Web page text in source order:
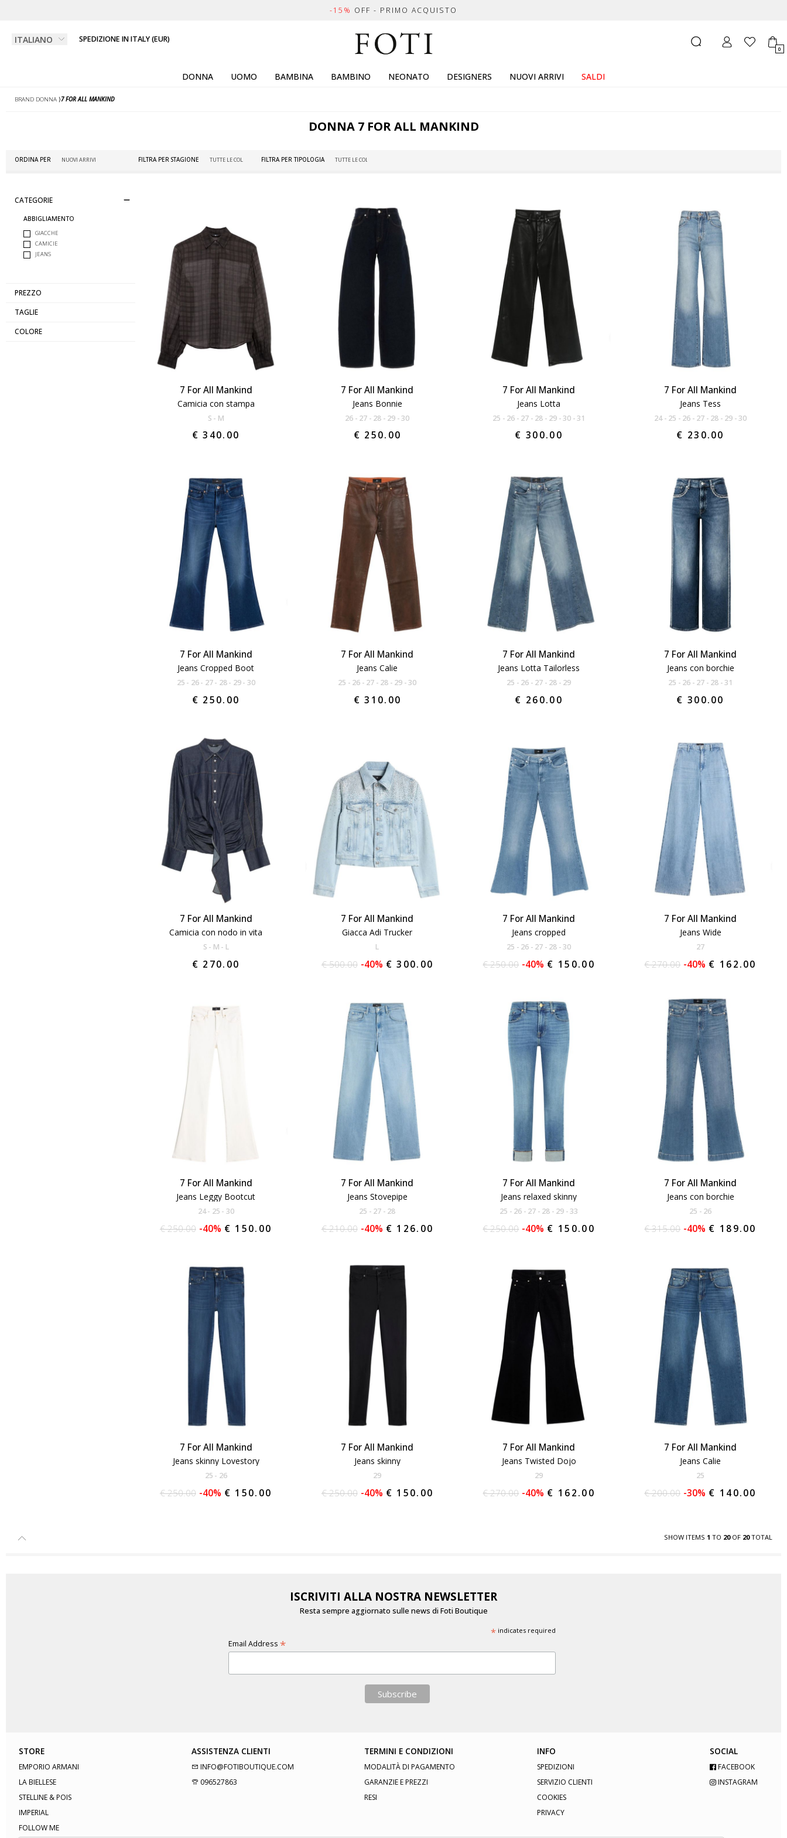
-15% OFF - PRIMO ACQUISTO
SPEDIZIONE IN ITALY (EUR)
0
DONNA UOMO BAMBINA BAMBINO NEONATO DESIGNERS NUOVI ARRIVI SALDI
BRAND DONNA ⟩7 FOR ALL MANKIND
DONNA7 FOR ALL MANKIND
ORDINA PER FILTRA PER STAGIONE FILTRA PER TIPOLOGIA
CATEGORIE
ABBIGLIAMENTO
GIACCHE
CAMICIE
JEANS
PREZZO
TAGLIE
COLORE
7 For All Mankind
Camicia con stampa
S M
€ 340.00
7 For All Mankind
Jeans Bonnie
26 27 28 29 30
€ 250.00
7 For All Mankind
Jeans Lotta
25 26 27 28 29 30 31
€ 300.00
7 For All Mankind
Jeans Tess
24 25 26 27 28 29 30
€ 230.00
7 For All Mankind
Jeans Cropped Boot
25 26 27 28 29 30
€ 250.00
7 For All Mankind
Jeans Calie
25 26 27 28 29 30
€ 310.00
7 For All Mankind
Jeans Lotta Tailorless
25 26 27 28 29
€ 260.00
7 For All Mankind
Jeans con borchie
25 26 27 28 31
€ 300.00
7 For All Mankind
Camicia con nodo in vita
S M L
€ 270.00
7 For All Mankind
Giacca Adi Trucker
L
€ 500.00 -40% € 300.00
7 For All Mankind
Jeans cropped
25 26 27 28 30
€ 250.00 -40% € 150.00
7 For All Mankind
Jeans Wide
27
€ 270.00 -40% € 162.00
7 For All Mankind
Jeans Leggy Bootcut
24 25 30
€ 250.00 -40% € 150.00
7 For All Mankind
Jeans Stovepipe
25 27 28
€ 210.00 -40% € 126.00
7 For All Mankind
Jeans relaxed skinny
25 26 27 28 29 33
€ 250.00 -40% € 150.00
7 For All Mankind
Jeans con borchie
25 26
€ 315.00 -40% € 189.00
7 For All Mankind
Jeans skinny Lovestory
25 26
€ 250.00 -40% € 150.00
7 For All Mankind
Jeans skinny
29
€ 250.00 -40% € 150.00
7 For All Mankind
Jeans Twisted Dojo
29
€ 270.00 -40% € 162.00
7 For All Mankind
Jeans Calie
25
€ 200.00 -30% € 140.00
SHOW ITEMS 1 TO 20OF 20TOTAL
ISCRIVITI ALLA NOSTRA NEWSLETTER
Resta sempre aggiornato sulle news di Foti Boutique
*indicates required
Email Address *
STORE
EMPORIO ARMANI
LA BIELLESE
STELLINE & POIS
IMPERIAL
FOLLOW ME
ASSISTENZA CLIENTI
INFO@FOTIBOUTIQUE.COM
096527863
TERMINI E CONDIZIONI
MODALITÀ DI PAGAMENTO
GARANZIE E PREZZI
RESI
INFO
SPEDIZIONI
SERVIZIO CLIENTI
COOKIES
PRIVACY
SOCIAL
FACEBOOK
INSTAGRAM